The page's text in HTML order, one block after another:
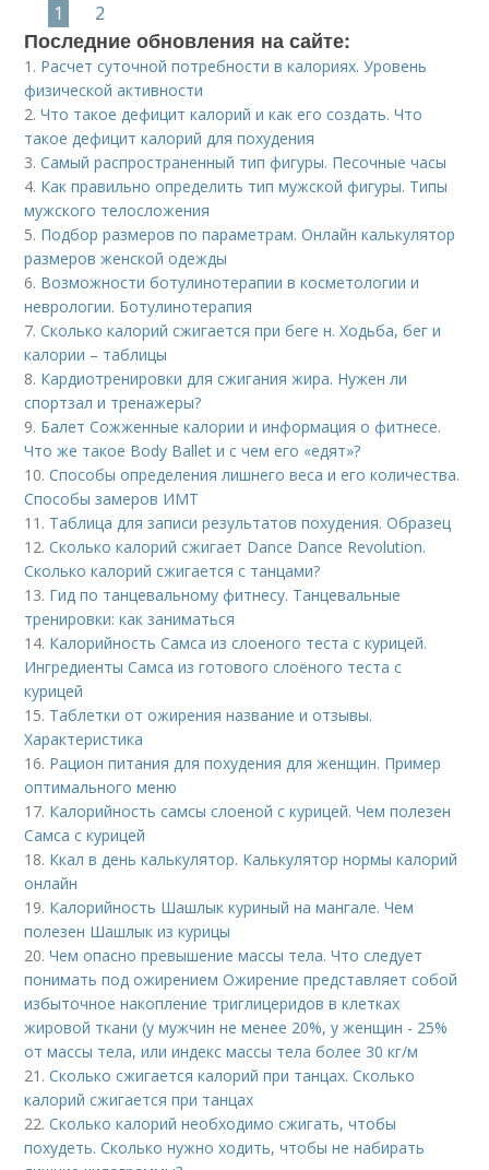
1 2
Последние обновления на сайте:
1. Расчет суточной потребности в калориях. Уровень
физической активности
2.Что такое дефицит калорий и как его создать. Что
такое дефицит калорий для похудения
3.Самый распространенный тип фигуры. Песочные часы
4. Как правильно определить тип мужской фигуры. Типы
мужского телосложения
5. Подбор размеров по параметрам. Онлайн калькулятор
размеров женской одежды
6. Возможности ботулинотерапии в косметологии и
неврологии. Ботулинотерапия
7.Сколько калорий сжигается при беге н. Ходьба, бег и
калории – таблицы
8. Кардиотренировки для сжигания жира. Нужен ли
спортзал и тренажеры?
9. Балет Сожженные калории и информация о фитнесе.
Что же такое Body Ballet и с чем его «едят»?
10.Способы определения лишнего веса и его количества.
Способы замеров ИМТ
11. Таблица для записи результатов похудения. Образец
12.Сколько калорий сжигает Dance Dance Revolution.
Сколько калорий сжигается с танцами?
13. Гид по танцевальному фитнесу. Танцевальные
тренировки: как заниматься
14. Калорийность Самса из слоеного теста с курицей.
Ингредиенты Самса из готового слоёного теста с
курицей
15. Таблетки от ожирения название и отзывы.
Характеристика
16. Рацион питания для похудения для женщин. Пример
оптимального меню
17. Калорийность самсы слоеной с курицей. Чем полезен
Самса с курицей
18. Ккал в день калькулятор. Калькулятор нормы калорий
онлайн
19. Калорийность Шашлык куриный на мангале. Чем
полезен Шашлык из курицы
20.Чем опасно превышение массы тела. Что следует
понимать под ожирением Ожирение представляет собой
избыточное накопление триглицеридов в клетках
жировой ткани (у мужчин не менее 20%, у женщин - 25%
от массы тела, или индекс массы тела более 30 кг/м
21.Сколько сжигается калорий при танцах. Сколько
калорий сжигается при танцах
22.Сколько калорий необходимо сжигать, чтобы
похудеть. Сколько нужно ходить, чтобы не набирать